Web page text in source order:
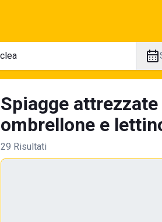
Spiagge
ombrellone e
29 Risultati